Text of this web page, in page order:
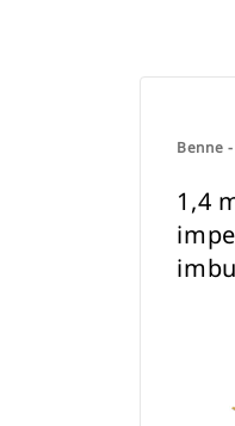
Benne
1,4